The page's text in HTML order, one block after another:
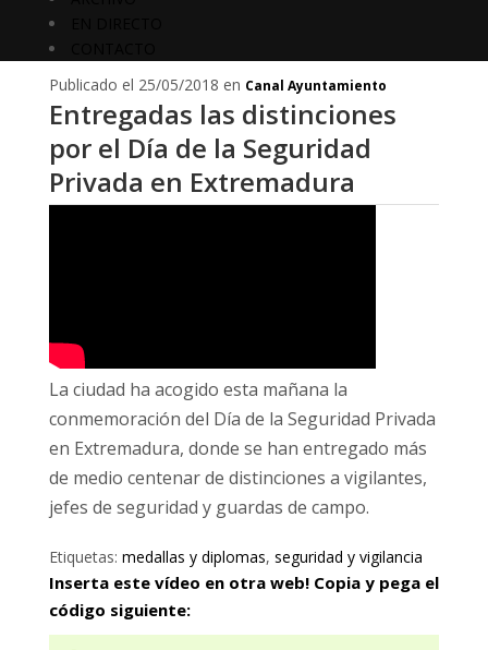
Publicado el 25/05/2018 en Canal Ayuntamiento
Entregadas las distinciones
por el Día de la Seguridad
Privada en Extremadura
La ciudad ha acogido esta mañana la
conmemoración del Día de la Seguridad Privada
en Extremadura, donde se han entregado más
de medio centenar de distinciones a vigilantes,
jefes de seguridad y guardas de campo.
Etiquetas: medallas y diplomas, seguridad y vigilancia
Inserta este vídeo en otra web! Copia y pega el
código siguiente: